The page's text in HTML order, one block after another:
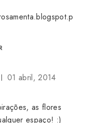
01 abril, 2014
as flores
espaço! :)